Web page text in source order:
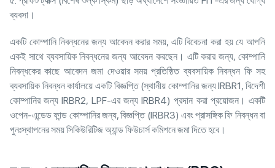
ব্যবসা।
একটি কোম্পানি নিবন্ধনের জন্য আবেদন করার সময়, এটি বিবেচনা করা হয় যে আপনি
একই সাথে ব্যবসায়িক নিবন্ধনের জন্য আবেদন করছেন। এটি করার জন্য, কোম্পানি
নিবন্ধকের কাছে আবেদন জমা দেওয়ার সময় প্রতিষ্ঠিত ব্যবসায়িক নিবন্ধন ফি সহ
ব্যবসায়িক নিবন্ধন কার্যালয়ে একটি বিজ্ঞপ্তি (স্থানীয় কোম্পানির জন্য IRBR1, বিদেশী
কোম্পানির জন্য IRBR2, LPF-এর জন্য IRBR4) প্রদান করা প্রয়োজন। একটি
ওপেন-এন্ডেড ফান্ড কোম্পানির জন্য, বিজ্ঞপ্তি (IRBR3) এবং প্রাসঙ্গিক ফি নিবন্ধন বা
পুনঃস্থাপনের সময় সিকিউরিটিজ অ্যান্ড ফিউচার্স কমিশনে জমা দিতে হবে।